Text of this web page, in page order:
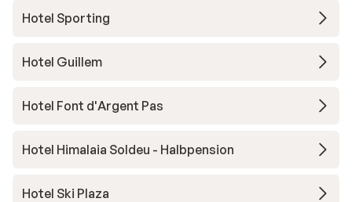
Hotel Sporting
Hotel Guillem
Hotel Font d'Argent Pas
Hotel Himalaia Soldeu - Halbpension
Hotel Ski Plaza